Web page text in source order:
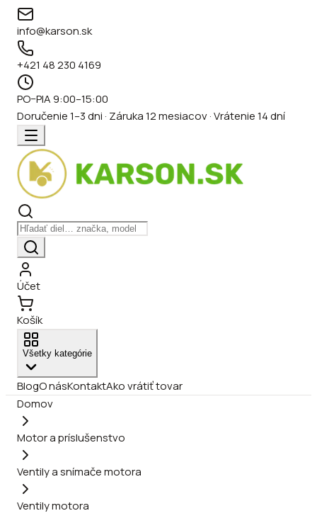
info@karson.sk
+421 48 230 4169
PO–PIA 9:00–15:00
Doručenie 1–3 dni · Záruka 12 mesiacov · Vrátenie 14 dní
Účet
Košík
Všetky kategórie
BlogO násKontaktAko vrátiť tovar
Domov
Motor a príslušenstvo
Ventily a snímače motora
Ventily motora